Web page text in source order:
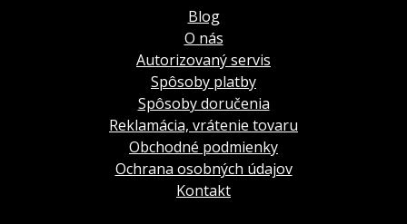
Blog
O nás
Autorizovaný servis
Spôsoby platby
Spôsoby doručenia
Reklamácia, vrátenie tovaru
Obchodné podmienky
Ochrana osobných údajov
Kontakt